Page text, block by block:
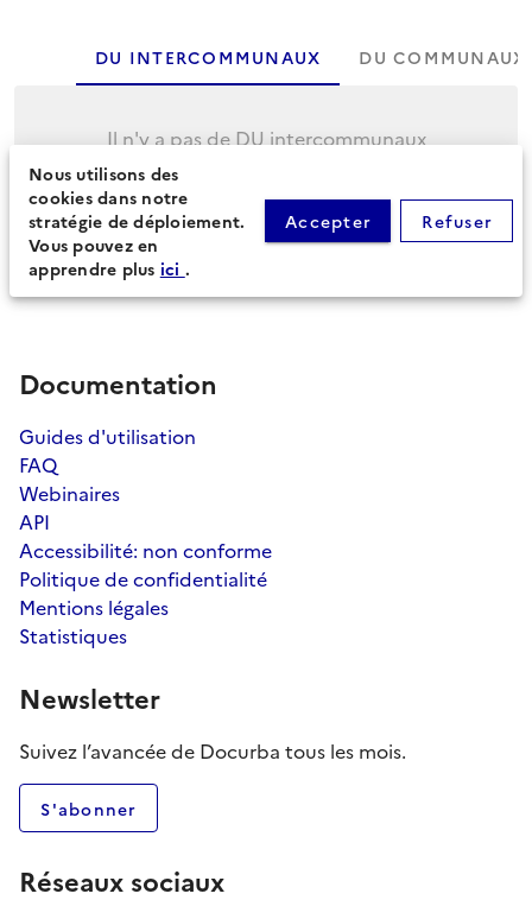
DU INTERCOMMUNAUX DU COMMUNAUX
Il n'y a pas de DU intercommunaux
Cliquez sur l'onglet suivant pour afficher les
DU communaux.
Documentation
Guides d'utilisation
FAQ
Webinaires
API
Accessibilité: non conforme
Politique de confidentialité
Mentions légales
Statistiques
Newsletter
Suivez l’avancée de Docurba tous les mois.
S'abonner
Réseaux sociaux
Nous utilisons des
cookies dans notre
stratégie de déploiement.
Vous pouvez en
apprendre plus ici .
Accepter Refuser